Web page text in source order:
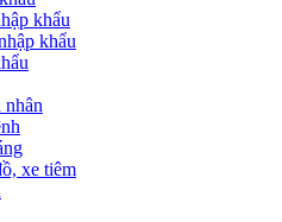
khẩu
khẩu
xe tiêm